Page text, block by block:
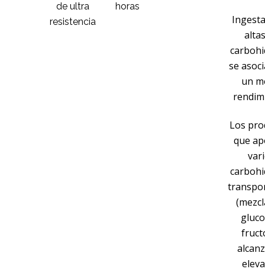
de ultra
resistencia
horas
se
un
Los
que